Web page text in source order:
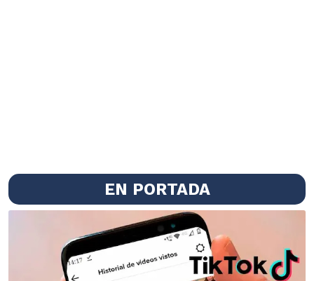
EN PORTADA